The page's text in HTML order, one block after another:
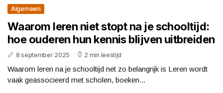
Algemeen
Waarom leren niet stopt na je schooltijd:
hoe ouderen hun kennis blijven uitbreiden
8 september 2025 2 min leestijd
Waarom leren na je schooltijd net zo belangrijk is Leren wordt
vaak geassocieerd met scholen, boeken...